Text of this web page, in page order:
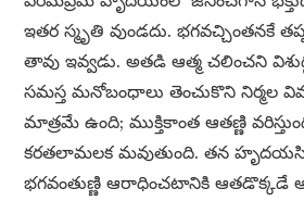
ఇతర స్మృతి వుండదు. భగవచ్చింతనకే
తావు ఇవ్వడు. అతడి ఆత్మ చలించని
సమస్త మనోబంధాలు తెంచుకొని నిర్మల
మాత్రమే ఉంది; ముక్తికాంత ఆతణ్ణి
కరతలామలక మవుతుంది. తన
భగవంతుణ్ణి ఆరాధించటానికి ఆతడొక్కడే